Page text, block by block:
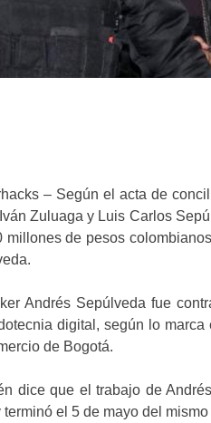
– Según el acta de
Zuluaga y Luis Carlos
millones de pesos
Andrés Sepúlveda fue
digital, según lo
de Bogotá.
dice que el trabajo de
terminó el 5 de mayo del mismo